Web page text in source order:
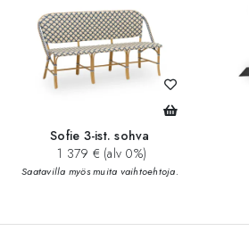
Sofie 3-ist. sohva
1 379 € (alv 0%)
Saatavilla myös muita vaihtoehtoja.